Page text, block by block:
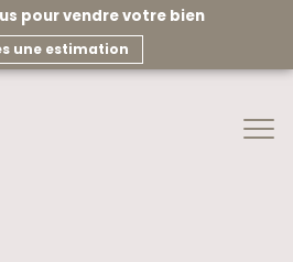
pour vendre votre bien
une estimation